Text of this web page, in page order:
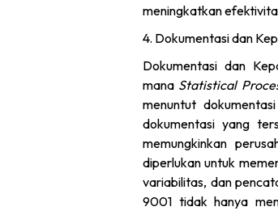
meningkatkan
4. Dokumentasi dan
Dokumentasi dan
mana Statistical
menuntut
dokumentasi yang
memungkinkan
diperlukan untuk
variabilitas, dan
9001 tidak hanya